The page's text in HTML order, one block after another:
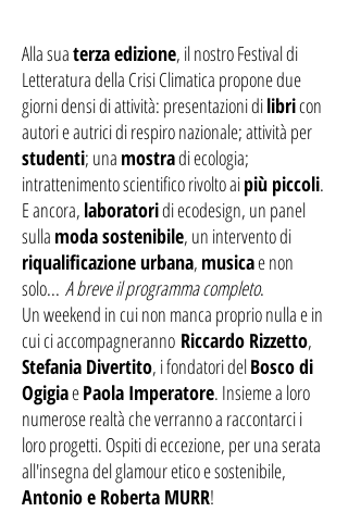
Alla suaterza edizione, il nostro Festival di
Letteratura della Crisi Climatica propone due
giorni densi di attività: presentazioni dilibricon
autori e autrici di respiro nazionale; attività per
studenti; una mostradi ecologia;
intrattenimento scientifico rivolto aipiù piccoli.
E ancora, laboratoridi ecodesign, un panel
sulla moda sostenibile, un intervento di
riqualificazione urbana, musicae non
solo... A breve il programma completo.
Un weekend in cui non manca proprio nulla e in
cui ci accompagneranno Riccardo Rizzetto,
Stefania Divertito, i fondatori delBosco di
OgigiaePaola Imperatore. Insieme a loro
numerose realtà che verranno a raccontarci i
loro progetti. Ospiti di eccezione, per una serata
all'insegna del glamour etico e sostenibile,
Antonio e Roberta MURR!